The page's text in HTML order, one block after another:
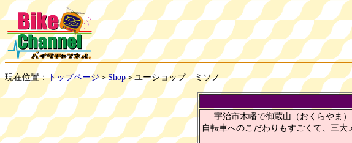
現在位置：トップページ＞Shop＞ユーショップ ミソノ
宇治市木幡で御蔵山（おくらやま
自転車へのこだわりもすごくて、三